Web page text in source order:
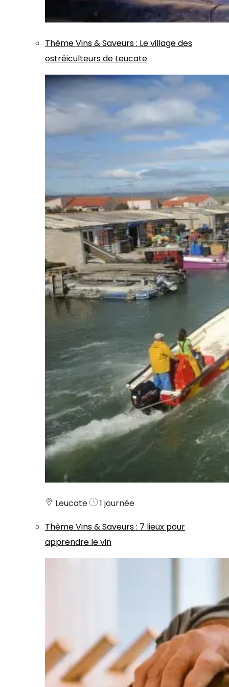
ThèmeVins & Saveurs: Le village des
ostréiculteurs de Leucate
Leucate
1 journée
ThèmeVins & Saveurs: 7 lieux pour
apprendre le vin